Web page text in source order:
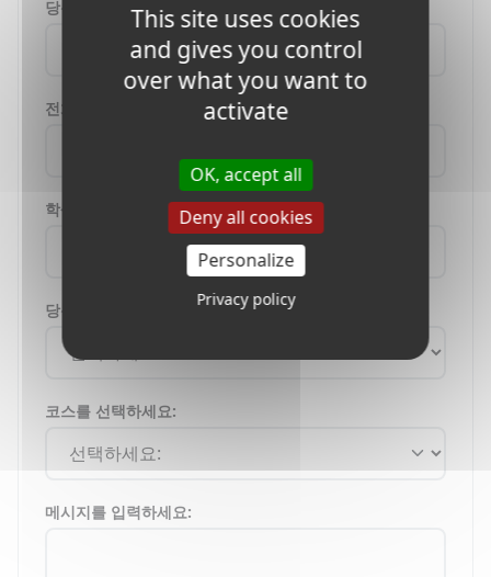
당신의 이메일:
전화 번호:
학생의 나이:
당신이 사는 나라:
코스를 선택하세요:
메시지를 입력하세요:
This site uses cookies
and gives you control
over what you want to
activate
OK, accept all
Deny all cookies
Personalize
Privacy policy